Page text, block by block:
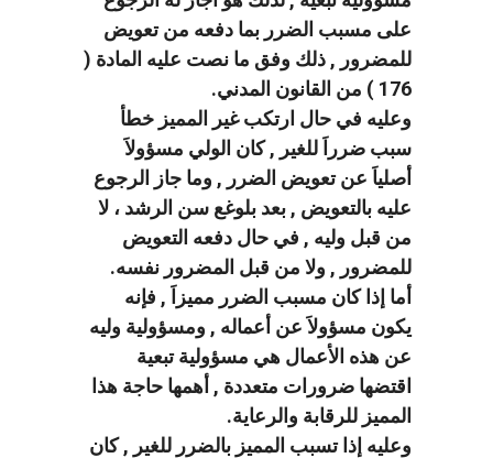
على مسبب الضرر بما دفعه من تعويض
للمضرور , ذلك وفق ما نصت عليه المادة (
176 ) من القانون المدني.
وعليه في حال ارتكب غير المميز خطأ
سبب ضرراَ للغير , كان الولي مسؤولاَ
أصلياَ عن تعويض الضرر , وما جاز الرجوع
عليه بالتعويض , بعد بلوغع سن الرشد ، لا
من قبل وليه , في حال دفعه التعويض
للمضرور , ولا من قبل المضرور نفسه.
أما إذا كان مسبب الضرر مميزاَ , فإنه
يكون مسؤولاَ عن أعماله , ومسؤولية وليه
عن هذه الأعمال هي مسؤولية تبعية
اقتضها ضرورات متعددة , أهمها حاجة هذا
المميز للرقابة والرعاية.
وعليه إذا تسبب المميز بالضرر للغير , كان